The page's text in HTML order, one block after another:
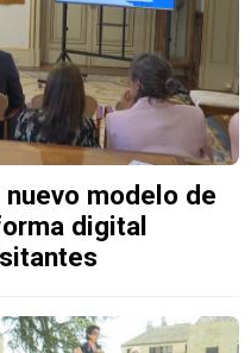
modelo de
digital